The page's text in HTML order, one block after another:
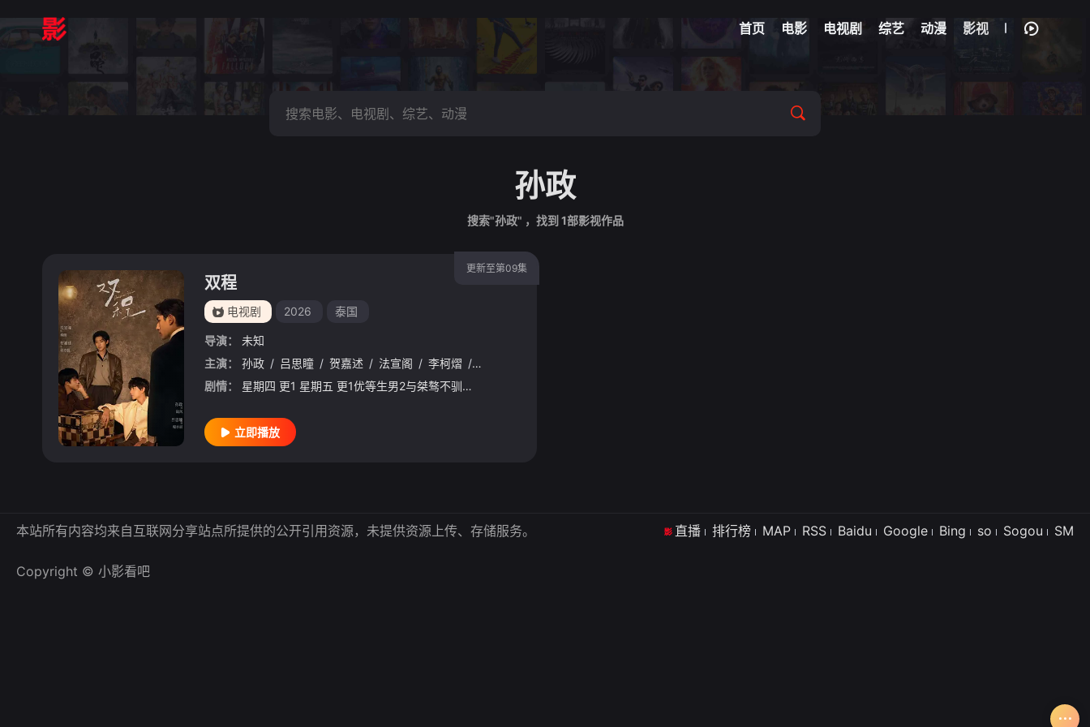
首页 电影 电视剧 综艺 动漫 影视
孙政
搜索"孙政" ，找到 1部影视作品
更新至第09集
双程
电视剧 2026 泰国
导演：
未知
主演：
孙政 / 吕思瞳 / 贺嘉述 / 法宣阁 / 李柯熠 / 杨可欣
剧情：
星期四 更1 星期五 更1优等生男2与桀骜不驯的男1意外走近，萌生情愫，在懵懂与挣扎中相爱。恋情暴露引发风波，男1为保护男2而冲动伤人被家人强制送出国,两人因错过和信件丢失彻底失联。五年后 ，男2在职
立即播放
直播 排行榜 MAP RSS Baidu Google Bing so Sogou SM
本站所有内容均来自互联网分享站点所提供的公开引用资源，未提供资源上传、存储服务。
Copyright © 小影看吧